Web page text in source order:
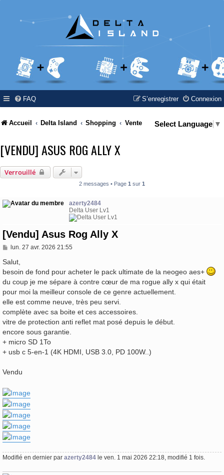
FAQ Connexion
S’enregistrer
Accueil Delta Island Shopping Vente Select Language ▼
[VENDU] ASUS ROG ALLY X
Verrouillé
2 messages • Page 1 sur 1
azerty2484
Delta User Lv1
[Vendu] Asus Rog Ally X
M
s
a
g
lun. 27 avr. 2026 21:55
Salut,
besoin de fond pour acheter le pack ultimate de la neogeo aes+
du coup je me sépare à contre cœur de ma rogue ally x qui était
pour moi la meilleur console de ce genre actuellement.
elle est comme neuve, très peu servi.
complète avec sa boite et ces accessoires.
vitre de protection anti reflet mat posé depuis le début.
encore sous garantie.
+ micro SD 1To
+ usb c 5-en-1 (4K HDMI, USB 3.0, PD 100W..)
Vendu
Modifié en dernier par azerty2484 le ven. 1 mai 2026 22:18, modifié 1 fois.